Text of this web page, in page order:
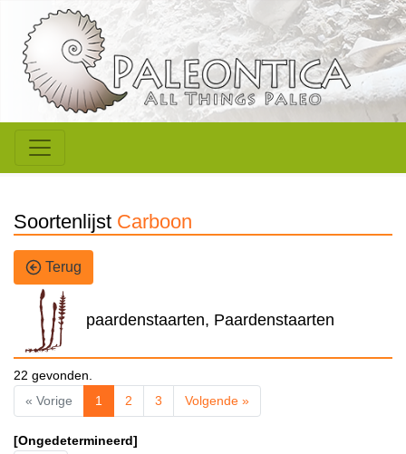
Soortenlijst Carboon
Terug
paardenstaarten, Paardenstaarten
22 gevonden.
« Vorige
1 2 3 Volgende »
[Ongedetermineerd]